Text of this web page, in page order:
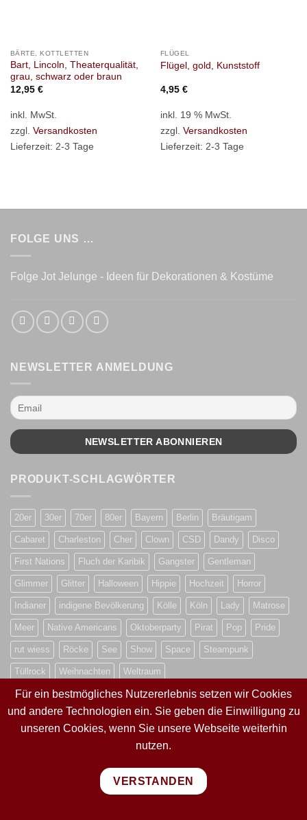
BÄRTE, KOTTLETTEN
Bart, Lincoln, Theaterqualität,
grau, schwarz oder braun
12,95 €
inkl. MwSt.
zzgl. Versandkosten
Lieferzeit: 2-3 Tage
FLÜGEL
Flügel, gold, Kunststoff
4,95 €
inkl. 19 % MwSt.
zzgl. Versandkosten
Lieferzeit: 2-3 Tage
FOLGE UNS …
Folge Jot Jelunge - Ideen für Dekorationen & Kostüme
NEWSLETTER ANMELDUNG
PRODUKT-SCHLAGWÖRTER
20er 30er 70er 80er Bayern Berlin Bräutigam
Cabaret Charleston Cher Clown CSD Dandy Disco
First Nations Fluch der Karibik Gangster Gentleman
Glimmer Glitter Halloween Hippie Hochzeit Horror
Indianer indigene Bevölkerung Kölle Köln Lady Matrose
Meer Native Americans Oktoberparty Pirat Pop Pride
rut wiess Röcke See Show Space Steampunk
Tüllrock Weihnachten Weltraum
VERTRAG WIDERRUFEN
Für ein bestmögliches Nutzererlebnis setzen wir Cookies
und andere Technologien ein. Sie geben die Einwilligung zu
unseren Cookies, wenn Sie unsere Webseite weiterhin
nutzen.
VERSTANDEN